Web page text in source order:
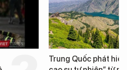
Loạt dự án bất động